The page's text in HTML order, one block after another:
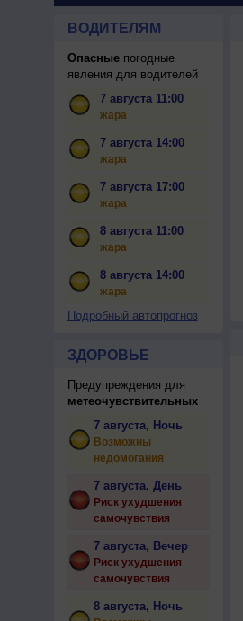
ВОДИТЕЛЯМ
Опасныепогодные
явления для водителей
7 августа 11:00
жара
7 августа 14:00
жара
7 августа 17:00
жара
8 августа 11:00
жара
8 августа 14:00
жара
Подробный автопрогноз
ЗДОРОВЬЕ
Предупреждения для
метеочувствительных
7 августа, Ночь
Возможны
недомогания
7 августа, День
Риск ухудшения
самочувствия
7 августа, Вечер
Риск ухудшения
самочувствия
8 августа, Ночь